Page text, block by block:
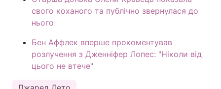
свого коханого та публічно звернулася до
нього
Бен Аффлек вперше прокоментував
розлучення з Дженніфер Лопес: "Ніколи від
цього не втече"